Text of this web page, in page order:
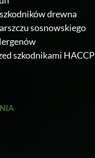
drewna
sosnowskiego
szkodnikami HACCP